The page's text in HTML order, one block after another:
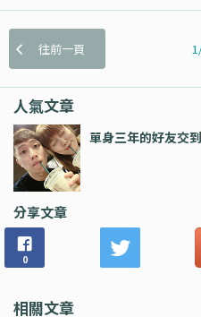
往前一頁
人氣文章
單身三年的好友交
分享文章
0
相關文章